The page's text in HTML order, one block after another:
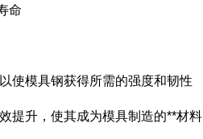
命
使模具钢获得所需的强度和韧性
提升，使其成为模具制造的**材料